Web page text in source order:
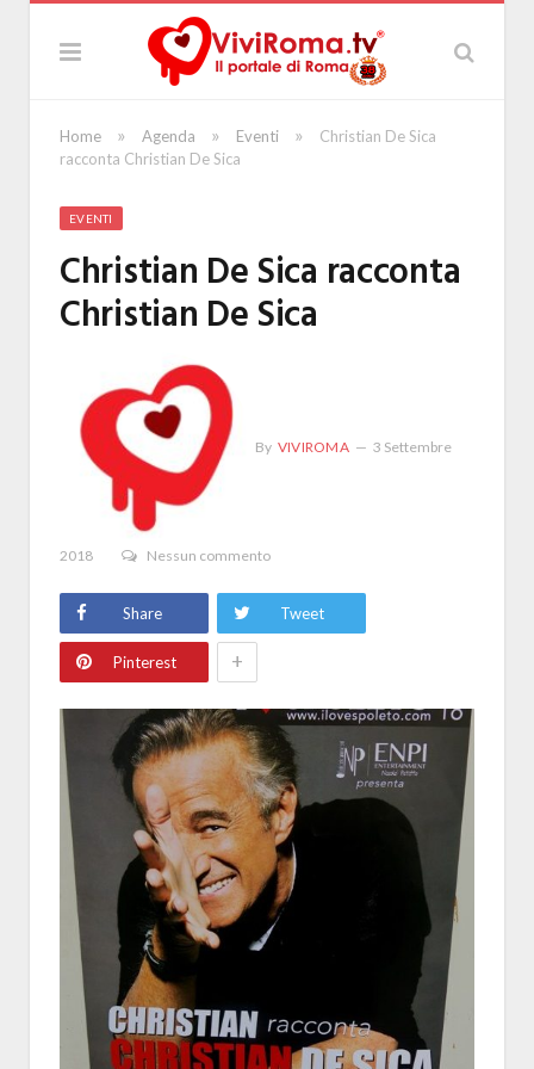
Home » Agenda » Eventi »
Christian De Sica
racconta Christian De Sica
EVENTI
Christian De Sica racconta
Christian De Sica
By VIVIROMA 3 Settembre
2018 Nessun commento
Share Tweet
Pinterest +